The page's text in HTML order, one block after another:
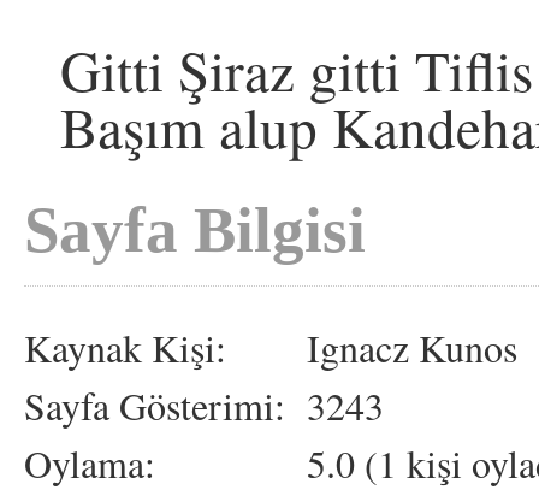
Gitti Şiraz gitti
Başım alup
Sayfa Bilgisi
Kaynak Kişi:
Ignacz Kunos
Sayfa Gösterimi: 3243
Oylama:
5.0 (1 kişi